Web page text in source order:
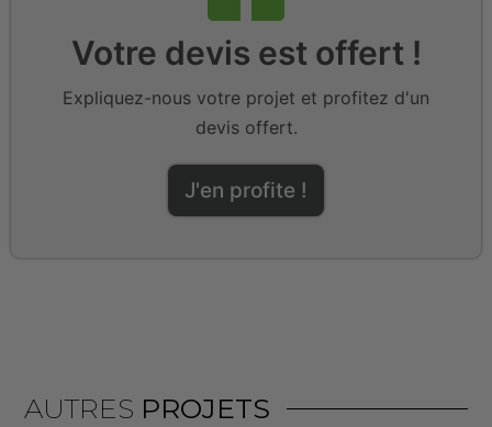
Votre devis est offert !
Expliquez-nous votre projet et profitez d'un
devis offert.
J'en profite !
AUTRES PROJETS